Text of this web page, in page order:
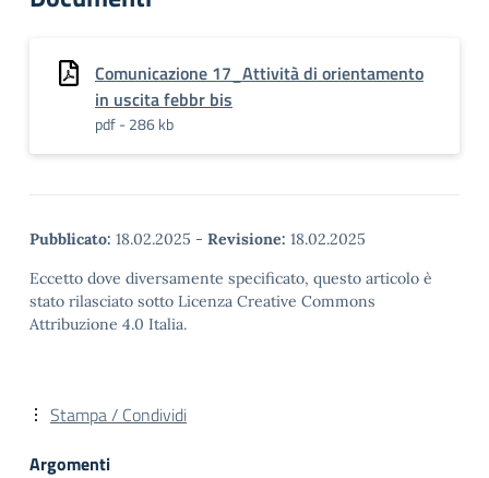
Comunicazione 17_Attività di orientamento
in uscita febbr bis
pdf - 286 kb
Pubblicato: 18.02.2025 - Revisione: 18.02.2025
Eccetto dove diversamente specificato, questo articolo è
stato rilasciato sotto Licenza Creative Commons
Attribuzione 4.0 Italia.
Stampa / Condividi
Argomenti